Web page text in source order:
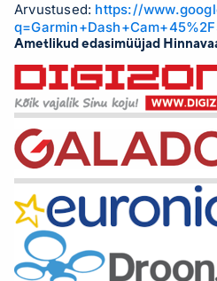
Arvustused: https://
Ametlikud edasimüüjad